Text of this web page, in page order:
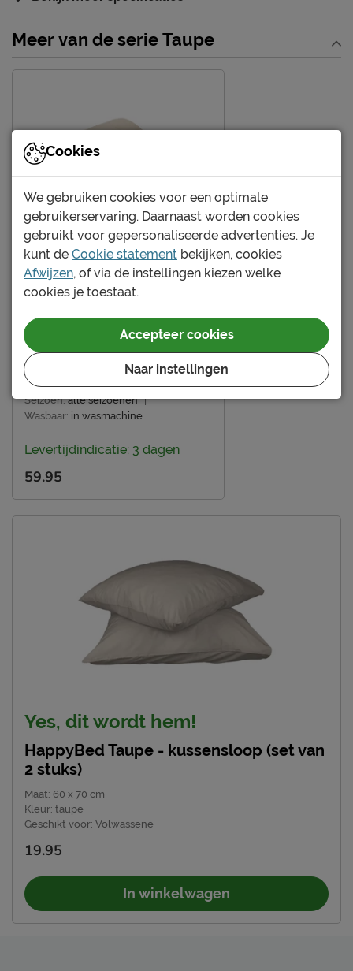
Wasinstructies wasbaar tot 60°C
Drooginstructies
drogen op gemiddelde
Goed om te weten
Garantie
Duurzaamheid
Duurzaamheidsdefinitie Gerecycled materiaal
Leveranciersinformatie
Naam
Locatie
Nederland
Emailadres
hello@thehappybed.com
Meer van de serie Taupe
HappyBed Taupe - dekbed
zonder overtrek
(718)
Seizoen: alle seizoenen |
Wasbaar: in wasmachine
Levertijdindicatie: 3 dagen
59.95
Yes, dit wordt hem!
HappyBed Taupe - kussensloop (set van
2 stuks)
Maat: 60 x 70 cm
Kleur: taupe
Geschikt voor: Volwassene
19.95
In winkelwagen
Cookies
We gebruiken cookies voor een optimale
gebruikerservaring. Daarnaast worden cookies
gebruikt voor gepersonaliseerde advertenties. Je
kunt de Cookie statement bekijken, cookies
Afwijzen, of via de instellingen kiezen welke
cookies je toestaat.
Naar instellingen
Accepteer cookies